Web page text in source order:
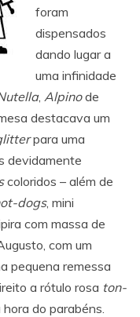
foram
dispensados
dando lugar a
uma infinidade
, Alpinode
destacava um
para uma
devidamente
coloridos – além de
dogs, mini
com massa de
com um
pequena remessa
a rótulo rosa ton-
do parabéns.